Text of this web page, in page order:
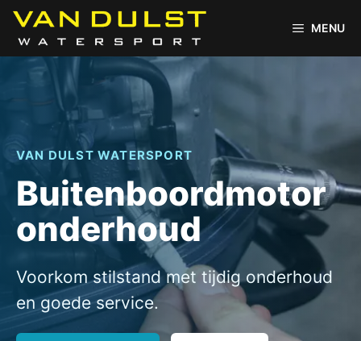
Ga
naar
inhoud
MENU
VAN DULST WATERSPORT
Buitenboordmotor
onderhoud
Voorkom stilstand met tijdig onderhoud
en goede service.